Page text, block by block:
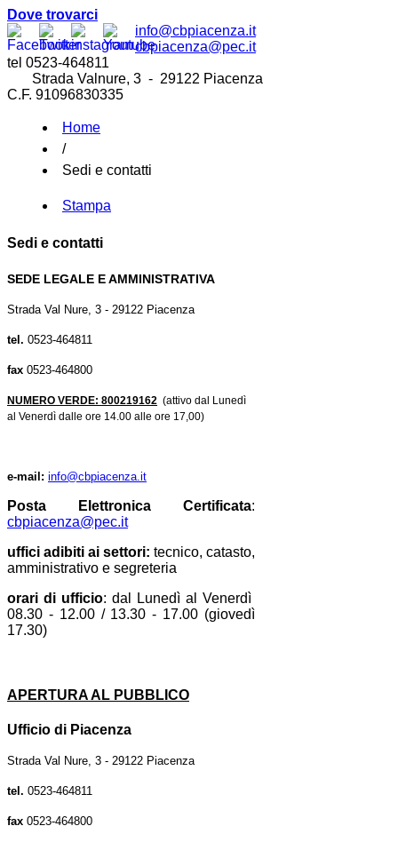
Dove trovarci
info@cbpiacenza.it
cbpiacenza@pec.it
tel 0523-464811
Strada Valnure, 3 - 29122 Piacenza
C.F. 91096830335
Home
/
Sedi e contatti
Stampa
Sedi e contatti
SEDE LEGALE E AMMINISTRATIVA
Strada Val Nure, 3 - 29122 Piacenza
tel. 0523-464811
fax 0523-464800
NUMERO VERDE: 800219162 (attivo dal Lunedì
al Venerdì dalle ore 14.00 alle ore 17,00)
e-mail: info@cbpiacenza.it
Posta Elettronica Certificata:
cbpiacenza@pec.it
uffici adibiti ai settori: tecnico, catasto,
amministrativo e segreteria
orari di ufficio: dal Lunedì al Venerdì
08.30 - 12.00 / 13.30 - 17.00 (giovedì
17.30)
APERTURA AL PUBBLICO
Ufficio di Piacenza
Strada Val Nure, 3 - 29122 Piacenza
tel. 0523-464811
fax 0523-464800